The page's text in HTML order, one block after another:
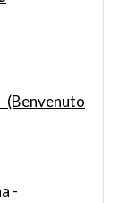
-